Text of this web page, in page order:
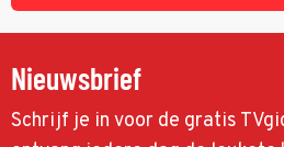
Nieuwsbrief
Schrijf je in voor de gratis